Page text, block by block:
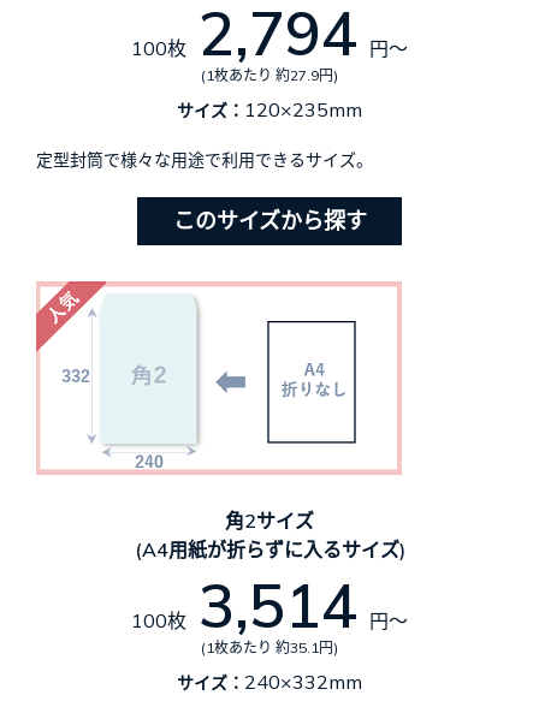
100枚 2,794 円～
(1枚あたり 約27.9円)
サイズ： 120×235mm
定型封筒で様々な用途で利用できるサイズ。
このサイズから探す
角2サイズ
(A4用紙が折らずに入るサイズ)
100枚 3,514 円～
(1枚あたり 約35.1円)
サイズ： 240×332mm